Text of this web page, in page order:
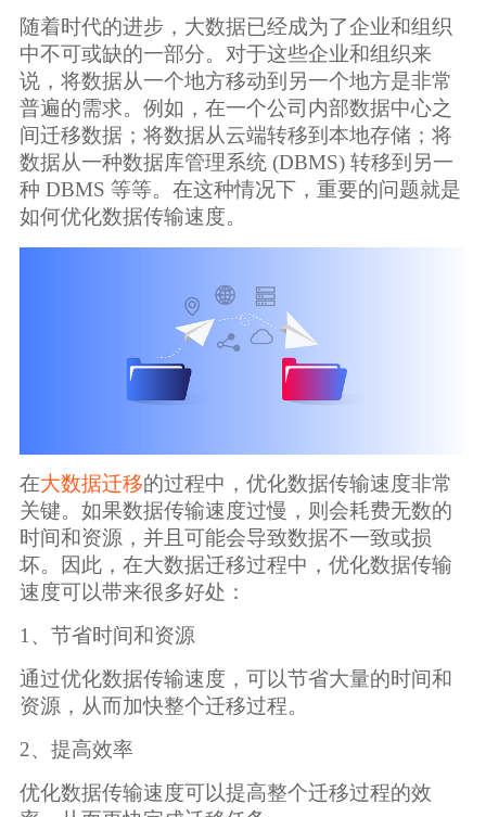
镭速FTP加速
数据同步
内外网文件交换
数据迁移
数据协作
行业应用解决方案
广告媒体
金融行业
基因行业
汽车行业
IT互联网行业
生态合作
关于镭速
帮助中心
随着时代的进步，大数据已经成为了企业和组织
中不可或缺的一部分。对于这些企业和组织来
说，将数据从一个地方移动到另一个地方是非常
普遍的需求。例如，在一个公司内部数据中心之
间迁移数据；将数据从云端转移到本地存储；将
数据从一种数据库管理系统 (DBMS) 转移到另一
种 DBMS 等等。在这种情况下，重要的问题就是
如何优化数据传输速度。
在大数据迁移的过程中，优化数据传输速度非常
关键。如果数据传输速度过慢，则会耗费无数的
时间和资源，并且可能会导致数据不一致或损
坏。因此，在大数据迁移过程中，优化数据传输
速度可以带来很多好处：
1、节省时间和资源
通过优化数据传输速度，可以节省大量的时间和
资源，从而加快整个迁移过程。
2、提高效率
优化数据传输速度可以提高整个迁移过程的效